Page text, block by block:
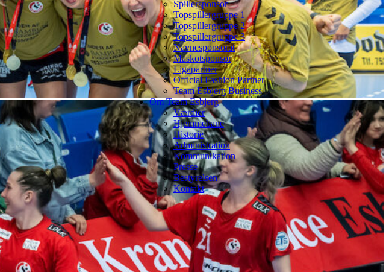
Spillersponsor
Topspillergruppe 1
Topspillergruppe 2
Topspillergruppe 3
Navnesponsorat
Maskotsponsor
Ligapartner
Official Fashion Partner
Team Esbjerg Business
Om Team Esbjerg
Værdier
Hjemmebane
Historie
Administration
Kommunikation
Presse
Bestyrelsen
Kontakt